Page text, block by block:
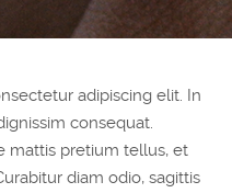
adipiscing elit. In
consequat.
mattis pretium tellus, et
diam odio, sagittis